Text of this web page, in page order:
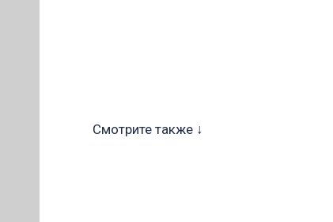
Смотрите также ↓